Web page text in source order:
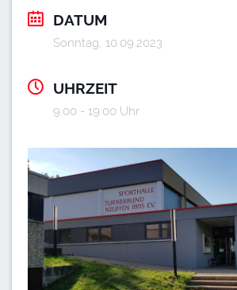
DATUM
Sonntag, 10.09.2023
UHRZEIT
9:00 - 19:00 Uhr